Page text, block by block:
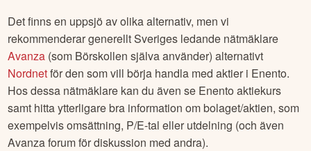
Det finns en uppsjö av olika alternativ, men vi
rekommenderar generellt Sveriges ledande nätmäklare
Avanza (som Börskollen själva använder) alternativt
Nordnetför den som vill börja handla med aktier i Enento.
Hos dessa nätmäklare kan du även se Enento aktiekurs
samt hitta ytterligare bra information om bolaget/aktien, som
exempelvis omsättning, P/E-tal eller utdelning (och även
Avanza forum för diskussion med andra).